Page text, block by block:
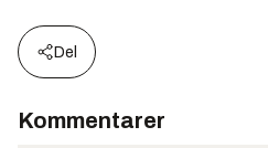
Del
Kommentarer